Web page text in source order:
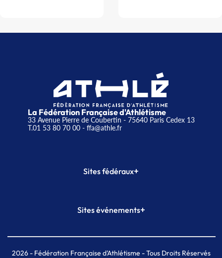
La Fédération Française d'Athlétisme
33 Avenue Pierre de Coubertin - 75640 Paris Cedex 13
T.01 53 80 70 00- ffa@athle.fr
Sites fédéraux+
Plateforme Formation
Sites événements+
Meeting de Paris indoor
MAIF Ekiden de Paris
2026- Fédération Française d'Athlétisme - Tous Droits Réservés